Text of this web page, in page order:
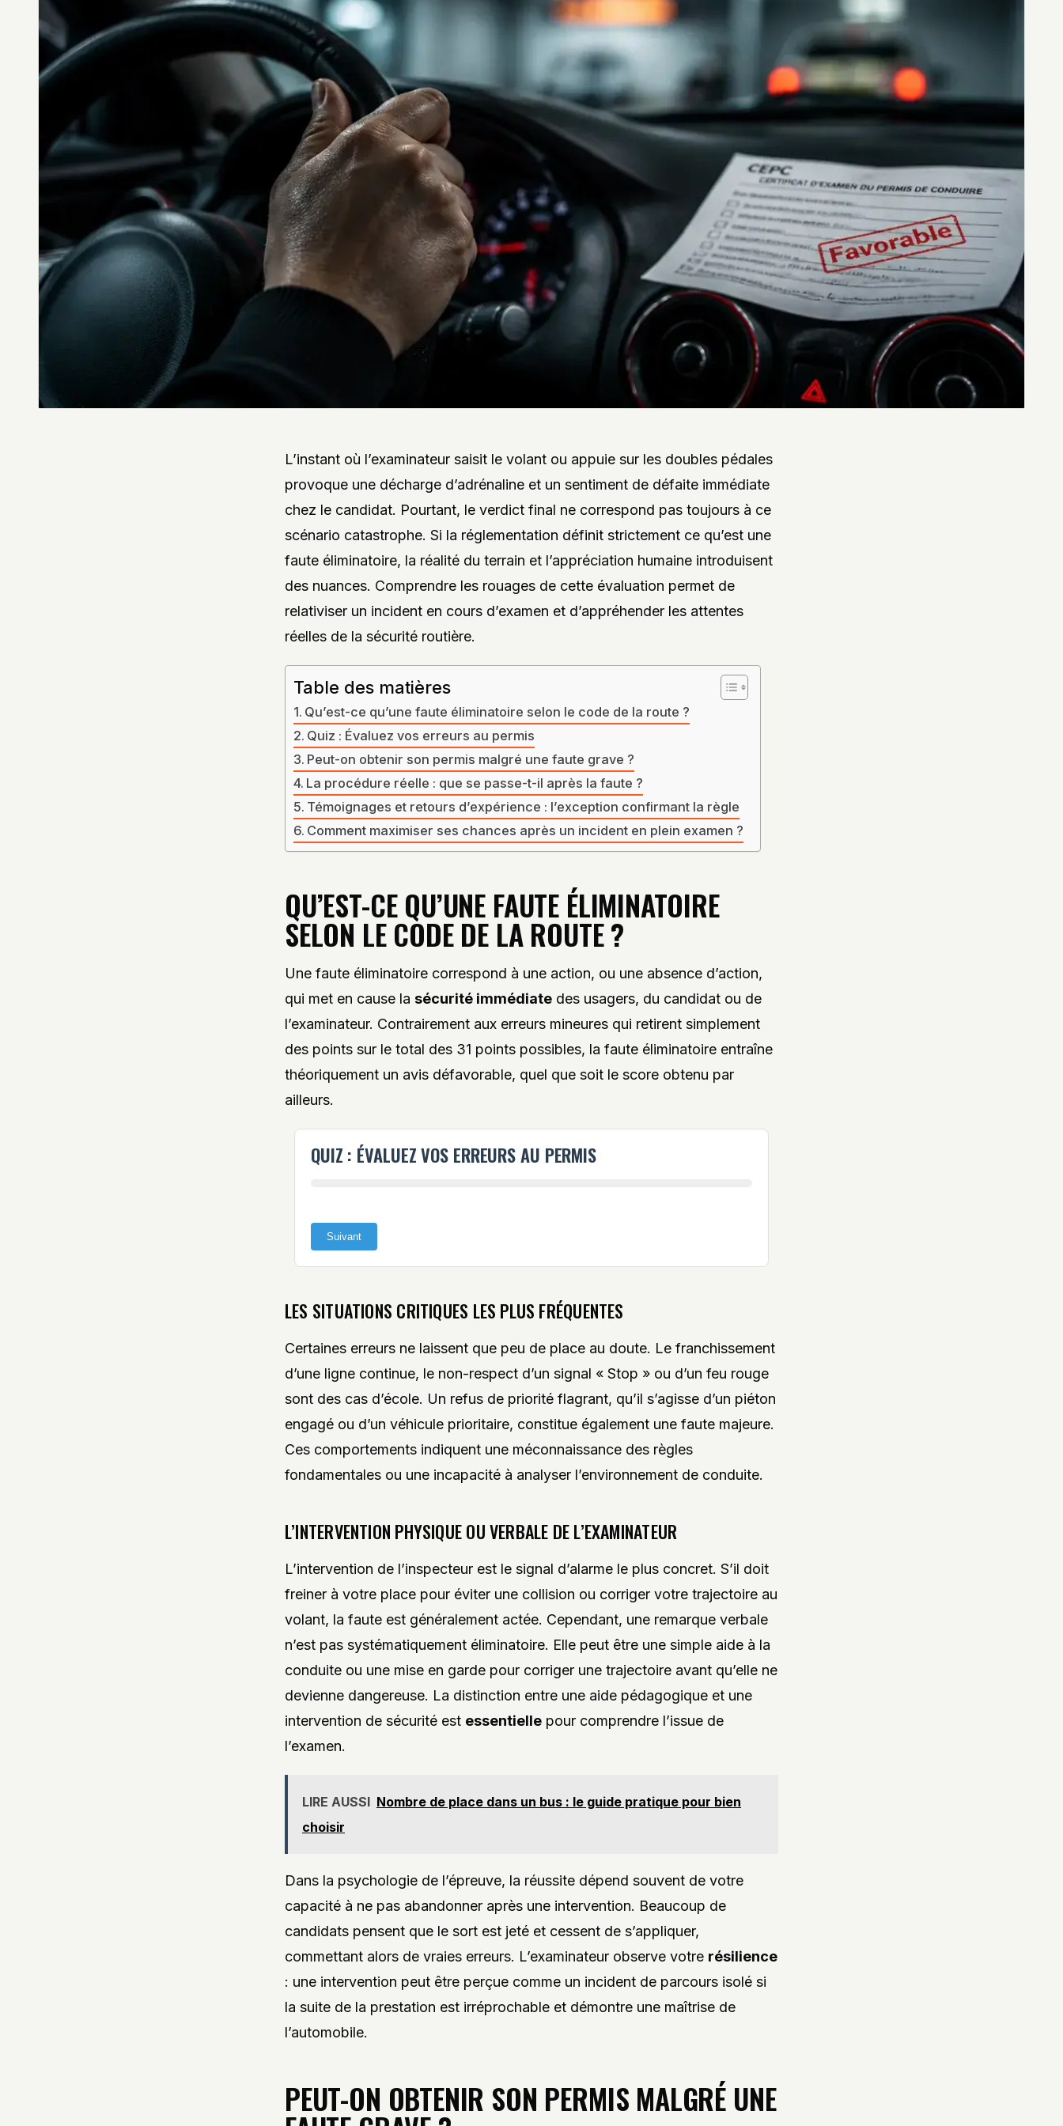
STYLES,
DES
MATIÈRES
ET
DE
L’ESTHÉTIQUE
PROFESSIONNELS.
L’instant où l’examinateur saisit le volant ou appuie sur les doubles pédales
provoque une décharge d’adrénaline et un sentiment de défaite immédiate
chez le candidat. Pourtant, le verdict final ne correspond pas toujours à ce
scénario catastrophe. Si la réglementation définit strictement ce qu’est une
faute éliminatoire, la réalité du terrain et l’appréciation humaine introduisent
des nuances. Comprendre les rouages de cette évaluation permet de
relativiser un incident en cours d’examen et d’appréhender les attentes
réelles de la sécurité routière.
Table des matières
Qu’est-ce qu’une faute éliminatoire selon le code de la route ?
Quiz : Évaluez vos erreurs au permis
Peut-on obtenir son permis malgré une faute grave ?
La procédure réelle : que se passe-t-il après la faute ?
Témoignages et retours d’expérience : l’exception confirmant la règle
Comment maximiser ses chances après un incident en plein examen ?
QU’EST-CE QU’UNE FAUTE ÉLIMINATOIRE
SELON LE CODE DE LA ROUTE ?
Une faute éliminatoire correspond à une action, ou une absence d’action,
qui met en cause la sécurité immédiate des usagers, du candidat ou de
l’examinateur. Contrairement aux erreurs mineures qui retirent simplement
des points sur le total des 31 points possibles, la faute éliminatoire entraîne
théoriquement un avis défavorable, quel que soit le score obtenu par
ailleurs.
QUIZ : ÉVALUEZ VOS ERREURS AU PERMIS
Suivant
LES SITUATIONS CRITIQUES LES PLUS FRÉQUENTES
Certaines erreurs ne laissent que peu de place au doute. Le franchissement
d’une ligne continue, le non-respect d’un signal « Stop » ou d’un feu rouge
sont des cas d’école. Un refus de priorité flagrant, qu’il s’agisse d’un piéton
engagé ou d’un véhicule prioritaire, constitue également une faute majeure.
Ces comportements indiquent une méconnaissance des règles
fondamentales ou une incapacité à analyser l’environnement de conduite.
L’INTERVENTION PHYSIQUE OU VERBALE DE L’EXAMINATEUR
L’intervention de l’inspecteur est le signal d’alarme le plus concret. S’il doit
freiner à votre place pour éviter une collision ou corriger votre trajectoire au
volant, la faute est généralement actée. Cependant, une remarque verbale
n’est pas systématiquement éliminatoire. Elle peut être une simple aide à la
conduite ou une mise en garde pour corriger une trajectoire avant qu’elle ne
devienne dangereuse. La distinction entre une aide pédagogique et une
intervention de sécurité est essentielle pour comprendre l’issue de
l’examen.
LIRE AUSSI Nombre de place dans un bus : le guide pratique pour bien
choisir
Dans la psychologie de l’épreuve, la réussite dépend souvent de votre
capacité à ne pas abandonner après une intervention. Beaucoup de
candidats pensent que le sort est jeté et cessent de s’appliquer,
commettant alors de vraies erreurs. L’examinateur observe votre résilience
: une intervention peut être perçue comme un incident de parcours isolé si
la suite de la prestation est irréprochable et démontre une maîtrise de
l’automobile.
PEUT-ON OBTENIR SON PERMIS MALGRÉ UNE